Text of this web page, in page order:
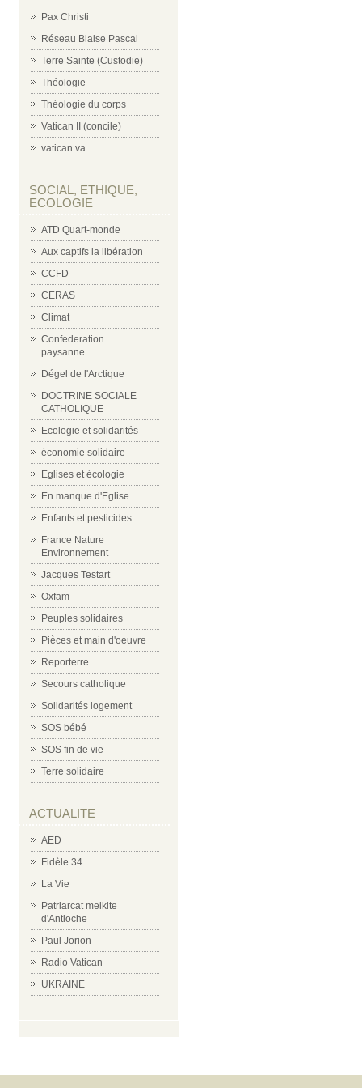
Pax Christi
Réseau Blaise Pascal
Terre Sainte (Custodie)
Théologie
Théologie du corps
Vatican II (concile)
vatican.va
SOCIAL, ETHIQUE,
ECOLOGIE
ATD Quart-monde
Aux captifs la libération
CCFD
CERAS
Climat
Confederation
paysanne
Dégel de l'Arctique
DOCTRINE SOCIALE
CATHOLIQUE
Ecologie et solidarités
économie solidaire
Eglises et écologie
En manque d'Eglise
Enfants et pesticides
France Nature
Environnement
Jacques Testart
Oxfam
Peuples solidaires
Pièces et main d'oeuvre
Reporterre
Secours catholique
Solidarités logement
SOS bébé
SOS fin de vie
Terre solidaire
ACTUALITE
AED
Fidèle 34
La Vie
Patriarcat melkite
d'Antioche
Paul Jorion
Radio Vatican
UKRAINE